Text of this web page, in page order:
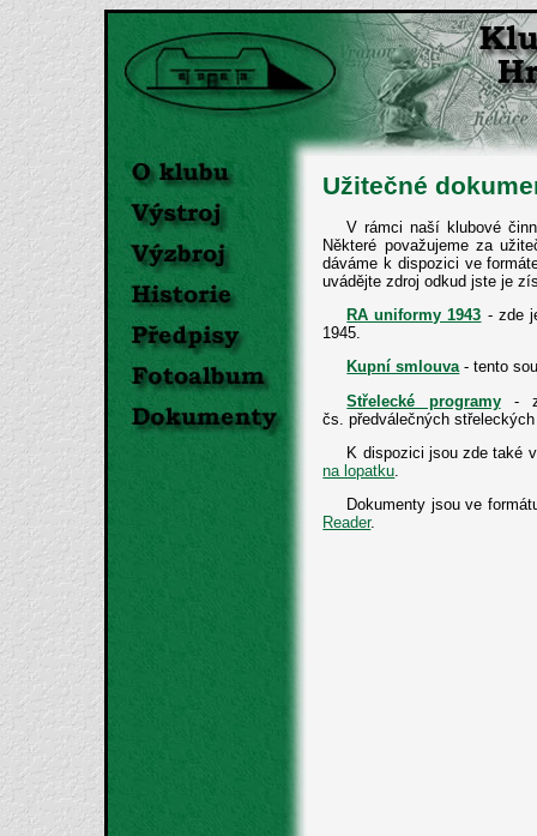
Užitečné
V rámci naší klubové
Některé považujeme za
dáváme k dispozici ve
uvádějte zdroj odkud jste je
RA uniformy 1943 - zde
1945.
Kupní smlouva- tento
Střelecké programy-
čs. předválečných
K dispozici jsou zde také
na lopatku
Dokumenty jsou ve
Reader.